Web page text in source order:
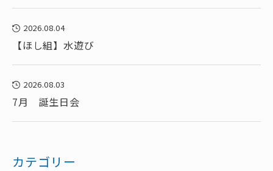
2026.08.04
【ほし組】水遊び
2026.08.03
7月 誕生日会
カテゴリー